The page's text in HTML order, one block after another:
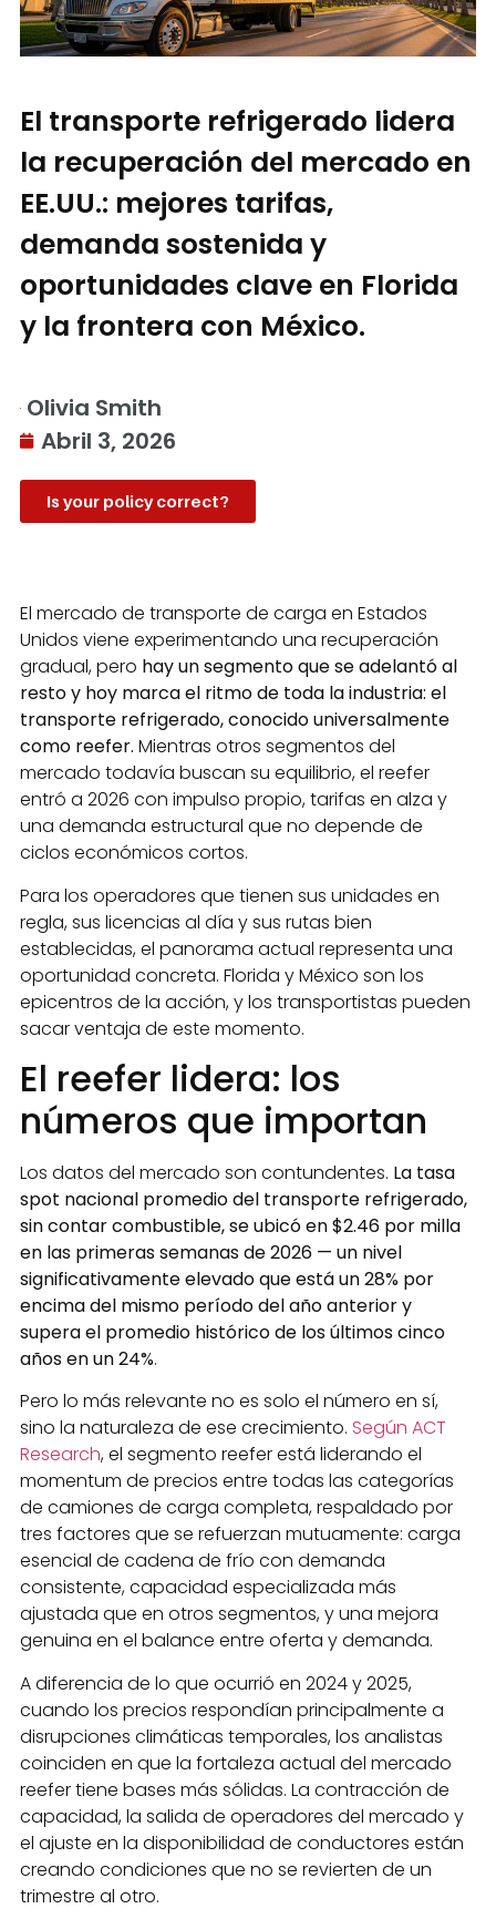
El transporte refrigerado lidera
la recuperación del mercado en
EE.UU.: mejores tarifas,
demanda sostenida y
oportunidades clave en Florida
y la frontera con México.
Olivia Smith
Abril 3, 2026
Is your policy correct?
El mercado de transporte de carga en Estados
Unidos viene experimentando una recuperación
gradual, pero hay un segmento que se adelantó al
resto y hoy marca el ritmo de toda la industria: el
transporte refrigerado, conocido universalmente
como reefer. Mientras otros segmentos del
mercado todavía buscan su equilibrio, el reefer
entró a 2026 con impulso propio, tarifas en alza y
una demanda estructural que no depende de
ciclos económicos cortos.
Para los operadores que tienen sus unidades en
regla, sus licencias al día y sus rutas bien
establecidas, el panorama actual representa una
oportunidad concreta. Florida y México son los
epicentros de la acción, y los transportistas pueden
sacar ventaja de este momento.
El reefer lidera: los
números que importan
Los datos del mercado son contundentes. La tasa
spot nacional promedio del transporte refrigerado,
sin contar combustible, se ubicó en $2.46 por milla
en las primeras semanas de 2026 — un nivel
significativamente elevado que está un 28% por
encima del mismo período del año anterior y
supera el promedio histórico de los últimos cinco
años en un 24%.
Pero lo más relevante no es solo el número en sí,
sino la naturaleza de ese crecimiento. Según ACT
Research, el segmento reefer está liderando el
momentum de precios entre todas las categorías
de camiones de carga completa, respaldado por
tres factores que se refuerzan mutuamente: carga
esencial de cadena de frío con demanda
consistente, capacidad especializada más
ajustada que en otros segmentos, y una mejora
genuina en el balance entre oferta y demanda.
A diferencia de lo que ocurrió en 2024 y 2025,
cuando los precios respondían principalmente a
disrupciones climáticas temporales, los analistas
coinciden en que la fortaleza actual del mercado
reefer tiene bases más sólidas. La contracción de
capacidad, la salida de operadores del mercado y
el ajuste en la disponibilidad de conductores están
creando condiciones que no se revierten de un
trimestre al otro.